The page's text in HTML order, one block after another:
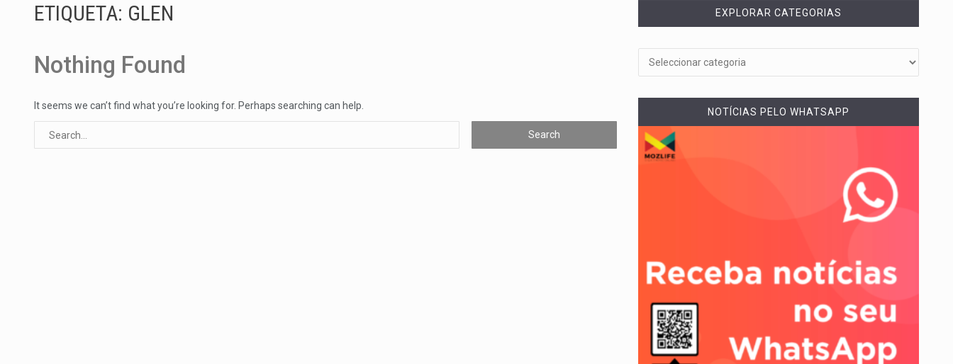
De acordo com as autoridades de saúde da Faixa de…
Um dos casos mais graves envolveu a residência de Sam…
O pagamento marca o desfecho de um dos processos mais…
O programa, cuja implementação está prevista entre abril de 2026…
ETIQUETA: GLEN
Nothing Found
It seems we can’t find what you’re looking for. Perhaps searching can help.
EXPLORAR CATEGORIAS
NOTÍCIAS PELO WHATSAPP